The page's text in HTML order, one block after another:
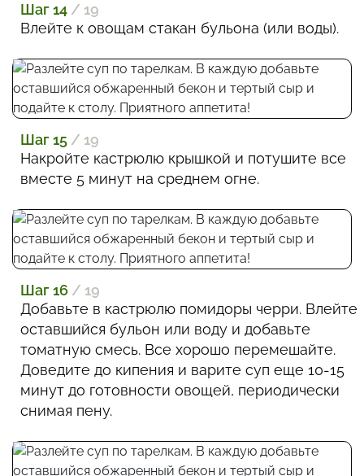
Шаг 14 / 19
Влейте к овощам стакан бульона (или воды).
Шаг 15 / 19
Накройте кастрюлю крышкой и потушите все
вместе 5 минут на среднем огне.
Шаг 16 / 19
Добавьте в кастрюлю помидоры черри. Влейте
оставшийся бульон или воду и добавьте
томатную смесь. Все хорошо перемешайте.
Доведите до кипения и варите суп еще 10-15
минут до готовности овощей, периодически
снимая пену.